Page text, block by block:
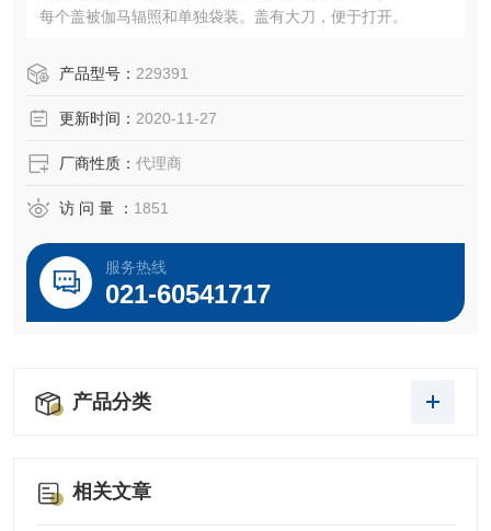
每个盖被伽马辐照和单独袋装。盖有大刀，便于打开。
产品型号： 229391
更新时间： 2020-11-27
厂商性质： 代理商
访 问 量 ： 1851
服务热线
021-60541717
产品分类
相关文章